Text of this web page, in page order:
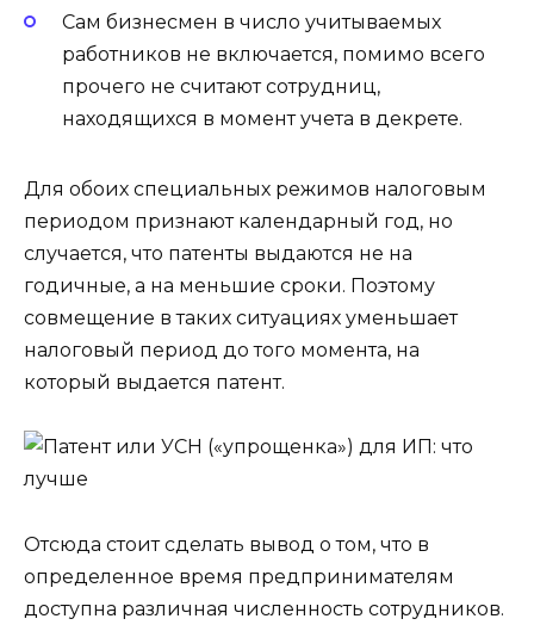
Сам бизнесмен в число учитываемых
работников не включается, помимо всего
прочего не считают сотрудниц,
находящихся в момент учета в декрете.
Для обоих специальных режимов налоговым
периодом признают календарный год, но
случается, что патенты выдаются не на
годичные, а на меньшие сроки. Поэтому
совмещение в таких ситуациях уменьшает
налоговый период до того момента, на
который выдается патент.
Отсюда стоит сделать вывод о том, что в
определенное время предпринимателям
доступна различная численность сотрудников.